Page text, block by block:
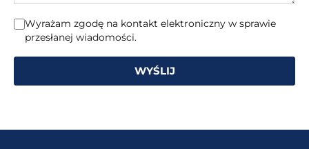
Wyrażam zgodę na kontakt elektroniczny w sprawie
przesłanej wiadomości.
WYŚLIJ